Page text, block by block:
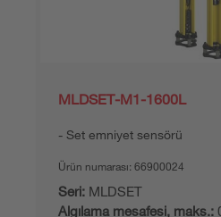
MLDSET-M1-1600L
Set emniyet sensörü
Ürün numarası: 66900024
Seri: MLDSET
Algılama mesafesi, maks.: